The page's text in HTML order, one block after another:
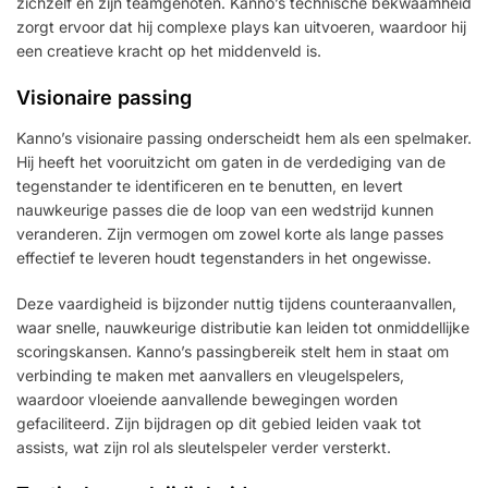
zorgt ervoor dat hij complexe plays kan uitvoeren, waardoor hij
een creatieve kracht op het middenveld is.
Visionaire passing
Kanno’s visionaire passing onderscheidt hem als een spelmaker.
Hij heeft het vooruitzicht om gaten in de verdediging van de
tegenstander te identificeren en te benutten, en levert
nauwkeurige passes die de loop van een wedstrijd kunnen
veranderen. Zijn vermogen om zowel korte als lange passes
effectief te leveren houdt tegenstanders in het ongewisse.
Deze vaardigheid is bijzonder nuttig tijdens counteraanvallen,
waar snelle, nauwkeurige distributie kan leiden tot onmiddellijke
scoringskansen. Kanno’s passingbereik stelt hem in staat om
verbinding te maken met aanvallers en vleugelspelers,
waardoor vloeiende aanvallende bewegingen worden
gefaciliteerd. Zijn bijdragen op dit gebied leiden vaak tot
assists, wat zijn rol als sleutelspeler verder versterkt.